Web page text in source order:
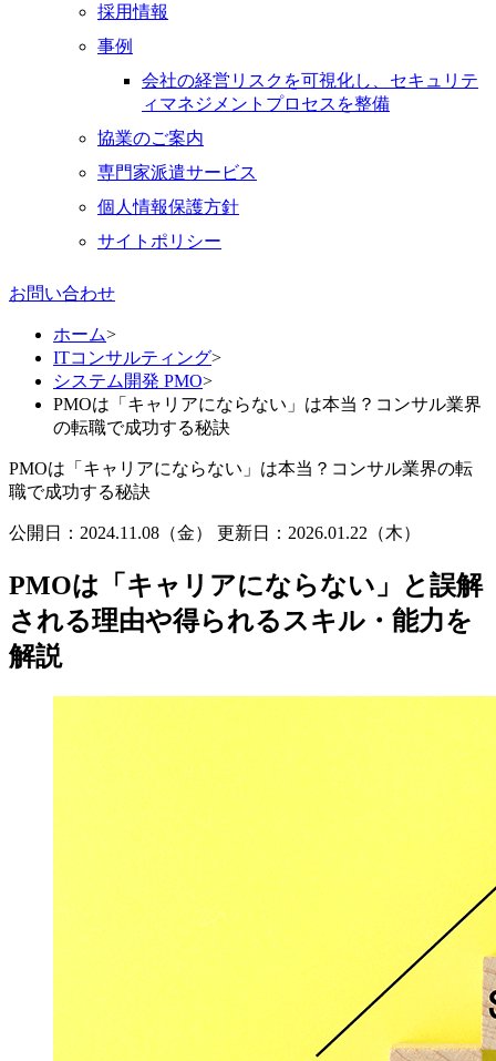
採用情報
事例
会社の経営リスクを可視化し、セキュリテ
ィマネジメントプロセスを整備
協業のご案内
専門家派遣サービス
個人情報保護方針
サイトポリシー
お問い合わせ
ホーム>
ITコンサルティング>
システム開発 PMO>
PMOは「キャリアにならない」は本当？コンサル業界
の転職で成功する秘訣
PMOは「キャリアにならない」は本当？コンサル業界の転
職で成功する秘訣
公開日：2024.11.08（金） 更新日： 2026.01.22（木）
PMOは「キャリアにならない」と誤解
される理由や得られるスキル・能力を
解説